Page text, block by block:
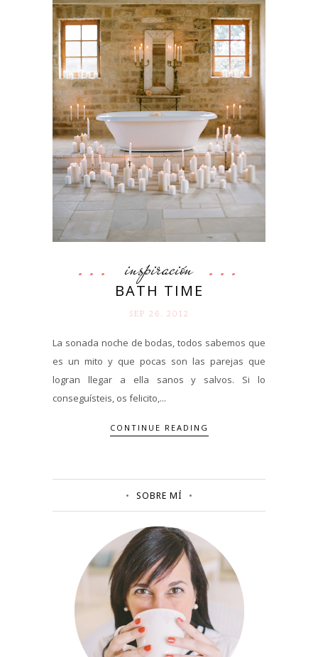
inspiración
BATH TIME
SEP 26. 2012
La sonada noche de bodas, todos sabemos que
es un mito y que pocas son las parejas que
logran llegar a ella sanos y salvos. Si lo
conseguísteis, os felicito,...
CONTINUE READING
SOBRE MÍ